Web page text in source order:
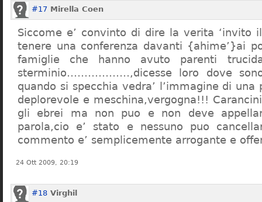
#17 Mirella Coen
Siccome e’ convinto di dire la verita ‘invito
tenere una conferenza davanti {ahime’}ai
famiglie che hanno avuto parenti
sterminio………………,dicesse loro dove
quando si specchia vedra’ l’immagine di una
deplorevole e meschina,vergogna!!!
gli ebrei ma non puo e non deve
parola,cio e’ stato e nessuno puo
commento e’ semplicemente arrogante e
24 Ott 2009, 20:19
#18 Virghil